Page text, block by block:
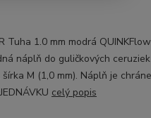
Tuha 1.0 mm modrá
náplň do guličkových
šírka M (1,0 mm). Náplň je
celý popis